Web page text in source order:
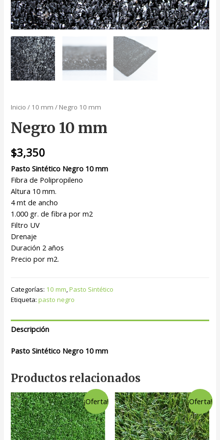
Inicio / 10 mm / Negro 10 mm
Negro 10 mm
$3,350
Pasto Sintético Negro 10 mm
Fibra de Polipropileno
Altura 10 mm.
4 mt de ancho
1.000 gr. de fibra por m2
Filtro UV
Drenaje
Duración 2 años
Precio por m2.
Categorías: 10 mm,Pasto Sintético
Etiqueta:pasto negro
Descripción
Pasto Sintético Negro 10 mm
Productos relacionados
¡Oferta! ¡Oferta!